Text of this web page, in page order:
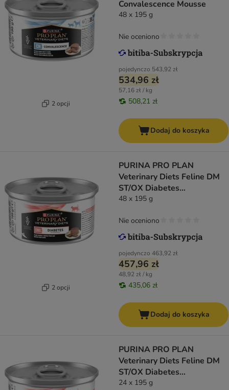
2 opcji
Convalescence Mousse
48 x 195 g
pojedynczo 543,92 zł
534,96 zł
57,16 zł / kg
508,21 zł
Nie oceniono
Dodaj do koszyka
2 opcji
PURINA PRO PLAN
Veterinary Diets Feline DM
ST/OX Diabetes
Management Mousse
48 x 195 g
pojedynczo 463,92 zł
457,96 zł
48,92 zł / kg
435,06 zł
Nie oceniono
Dodaj do koszyka
PURINA PRO PLAN
Veterinary Diets Feline DM
ST/OX Diabetes
Management Mousse
24 x 195 g